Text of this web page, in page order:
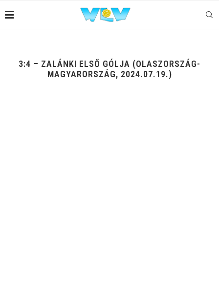
3:4 – ZALÁNKI ELSŐ GÓLJA (OLASZORSZÁG-
MAGYARORSZÁG, 2024.07.19.)